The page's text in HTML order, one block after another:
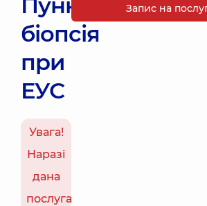
біопсія
при
ЕУС
Увага!
Наразі
дана
послуга
Запис на